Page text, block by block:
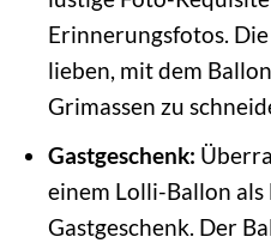
Erinnerungsfotos.
lieben, mit dem
Grimassen zu
Gastgeschenk:
einem Lolli-Ballon als
Gastgeschenk. Der